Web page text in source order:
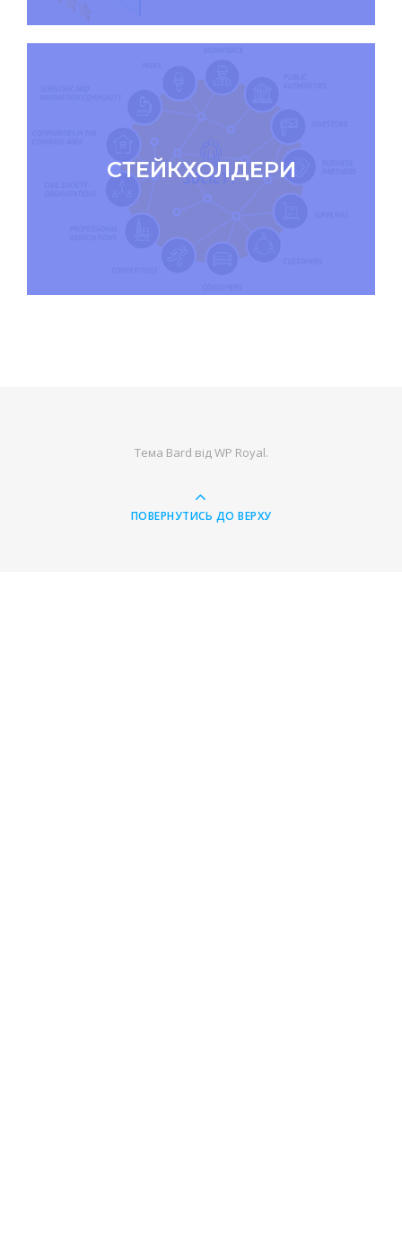
СТЕЙКХОЛДЕРИ
Тема Bard відWP Royal.
ПОВЕРНУТИСЬ ДО ВЕРХУ